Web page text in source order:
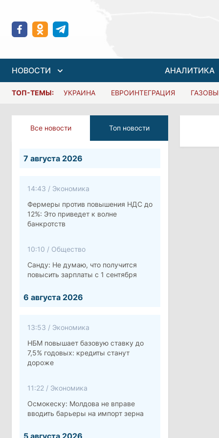
НОВОСТИ АНАЛИТИКА
ТОП-ТЕМЫ: УКРАИНА ЕВРОИНТЕГРАЦИЯ
Все новости Топ новости
7 августа 2026
14:43 / Экономика
Фермеры против повышения НДС до
12%: Это приведет к волне
банкротств
10:10 / Общество
Санду: Не думаю, что получится
повысить зарплаты с 1 сентября
6 августа 2026
13:53 / Экономика
НБМ повышает базовую ставку до
7,5% годовых: кредиты станут
дороже
11:22 / Экономика
Осмокеску: Молдова не вправе
вводить барьеры на импорт зерна
5 августа 2026